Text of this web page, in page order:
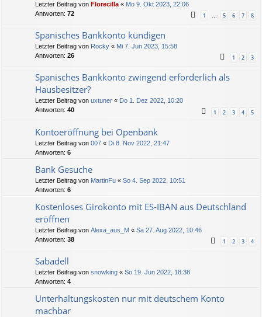
Letzter Beitrag von Florecilla « Mo 9. Okt 2023, 22:06
Antworten: 72 1 … 5 6 7 8
Spanisches Bankkonto kündigen
Letzter Beitrag von Rocky « Mi 7. Jun 2023, 15:58
Antworten: 26 1 2 3
Spanisches Bankkonto zwingend erforderlich als
Hausbesitzer?
Letzter Beitrag von uxtuner « Do 1. Dez 2022, 10:20
Antworten: 40 1 2 3 4 5
Kontoeröffnung bei Openbank
Letzter Beitrag von 007 « Di 8. Nov 2022, 21:47
Antworten: 6
Bank Gesuche
Letzter Beitrag von MartinFu « So 4. Sep 2022, 10:51
Antworten: 6
Kostenloses Girokonto mit ES-IBAN aus Deutschland
eröffnen
Letzter Beitrag von Alexa_aus_M « Sa 27. Aug 2022, 10:46
Antworten: 38 1 2 3 4
Sabadell
Letzter Beitrag von snowking « So 19. Jun 2022, 18:38
Antworten: 4
Unterhaltungskosten nur mit deutschem Konto
machbar